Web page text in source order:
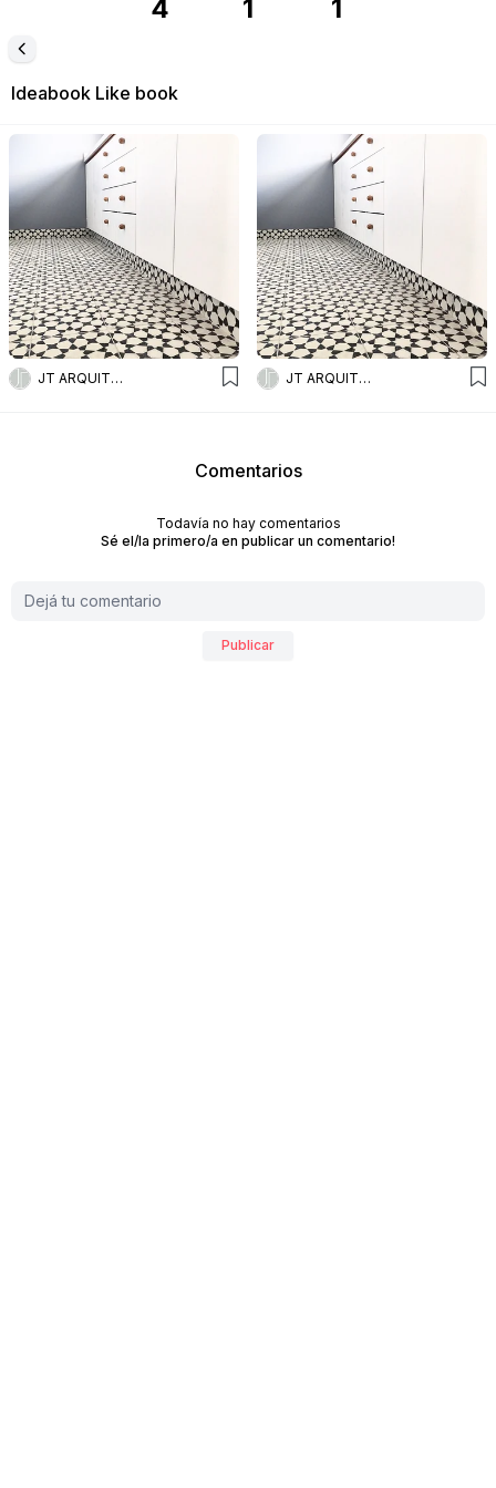
4 1 1
Ideabook Like book
JT ARQUITECTURA JT ARQUITECTURA
Comentarios
Todavía no hay comentarios
Sé el/la primero/a en publicar un comentario!
Publicar